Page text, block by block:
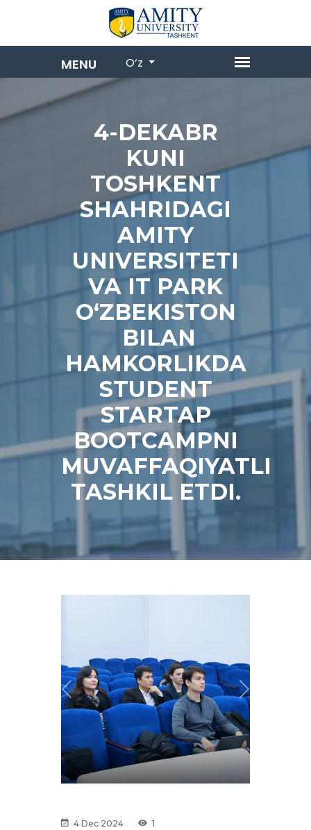
O‘z
4-DEKABR
KUNI
TOSHKENT
SHAHRIDAGI
AMITY
UNIVERSITETI
VA IT PARK
O‘ZBEKISTON
BILAN
HAMKORLIKDA
STUDENT
STARTAP
BOOTCAMPNI
MUVAFFAQIYATLI
TASHKIL ETDI.
Previous Next
4 Dec 2024 1